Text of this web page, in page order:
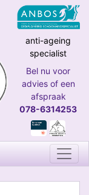
anti-ageing
specialist
Bel nu voor
advies of een
afspraak
078-6314253